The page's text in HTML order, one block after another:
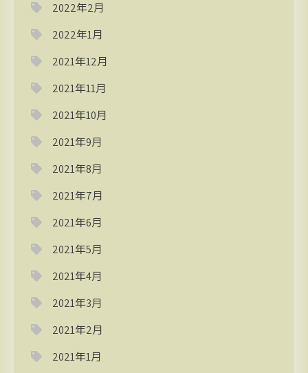
2022年2月
2022年1月
2021年12月
2021年11月
2021年10月
2021年9月
2021年8月
2021年7月
2021年6月
2021年5月
2021年4月
2021年3月
2021年2月
2021年1月